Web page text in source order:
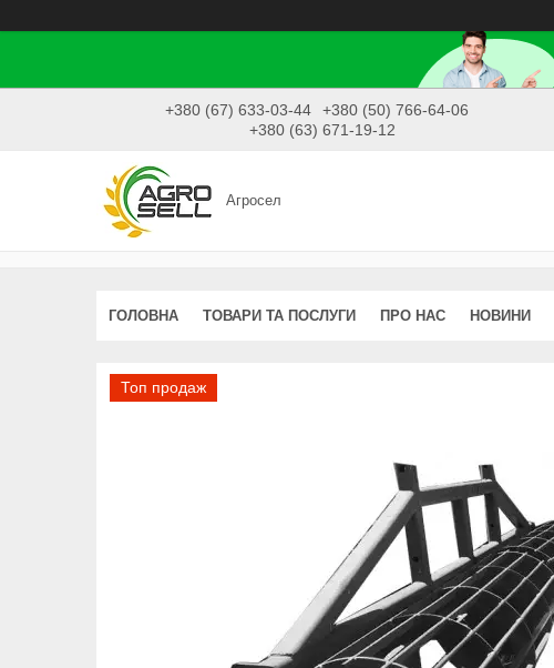
+380 (67) 633-03-44
+380 (50) 766-64-06
+380 (63) 671-19-12
Агросел
ГОЛОВНА ТОВАРИ ТА ПОСЛУГИ ПРО НАС НОВИНИ
Топ продаж